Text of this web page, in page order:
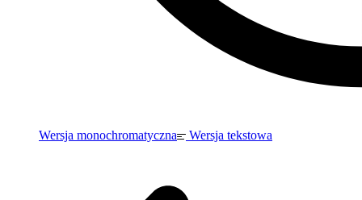
Wersja monochromatyczna Wersja tekstowa